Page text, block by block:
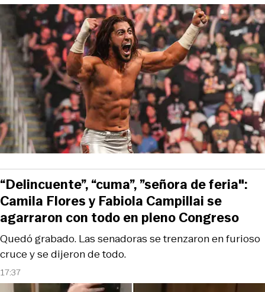
17:37
Quedó grabado. Las senadoras se trenzaron en furioso
cruce y se dijeron de todo.
“Delincuente”, “cuma”, ”señora de feria":
Camila Flores y Fabiola Campillai se
agarraron con todo en pleno Congreso